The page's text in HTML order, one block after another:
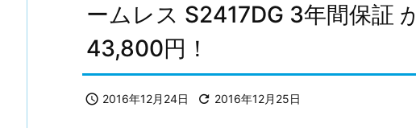
ームレス S2417DG 3年間保証
43,800円！
 2016年12月24日  2016年12月25日